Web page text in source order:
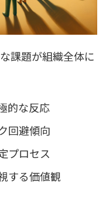
課題が組織全体に
的な反応
回避傾向
プロセス
する価値観